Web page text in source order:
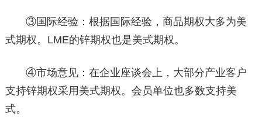
③国际经验：根据国际经验，商品期权大多为美
式期权。LME的锌期权也是美式期权。
④市场意见：在企业座谈会上，大部分产业客户
支持锌期权采用美式期权。会员单位也多数支持美
式。